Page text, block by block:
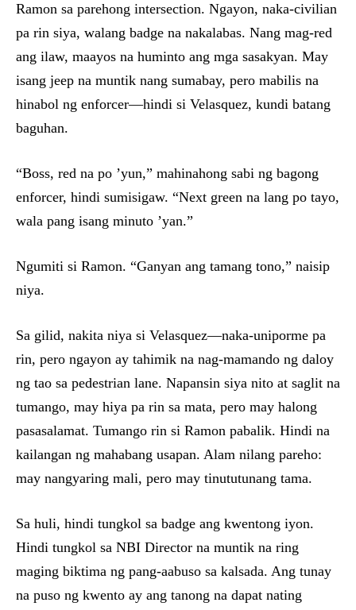
Ramon sa parehong intersection. Ngayon, naka-civilian
pa rin siya, walang badge na nakalabas. Nang mag-red
ang ilaw, maayos na huminto ang mga sasakyan. May
isang jeep na muntik nang sumabay, pero mabilis na
hinabol ng enforcer—hindi si Velasquez, kundi batang
baguhan.
“Boss, red na po ’yun,” mahinahong sabi ng bagong
enforcer, hindi sumisigaw. “Next green na lang po tayo,
wala pang isang minuto ’yan.”
Ngumiti si Ramon. “Ganyan ang tamang tono,” naisip
niya.
Sa gilid, nakita niya si Velasquez—naka-uniporme pa
rin, pero ngayon ay tahimik na nag-mamando ng daloy
ng tao sa pedestrian lane. Napansin siya nito at saglit na
tumango, may hiya pa rin sa mata, pero may halong
pasasalamat. Tumango rin si Ramon pabalik. Hindi na
kailangan ng mahabang usapan. Alam nilang pareho:
may nangyaring mali, pero may tinututunang tama.
Sa huli, hindi tungkol sa badge ang kwentong iyon.
Hindi tungkol sa NBI Director na muntik na ring
maging biktima ng pang-aabuso sa kalsada. Ang tunay
na puso ng kwento ay ang tanong na dapat nating